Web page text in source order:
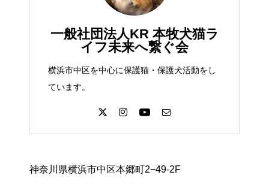
一般社団法人KR 本牧犬猫ラ
イフ未来へ繋ぐ会
横浜市中区を中心に保護猫・保護犬活動をし
ています。
神奈川県横浜市中区本郷町2−49-2F